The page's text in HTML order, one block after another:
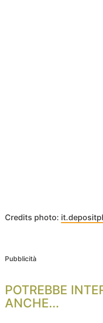
Credits photo:
Pubblicità
POTREBBE
ANCHE...